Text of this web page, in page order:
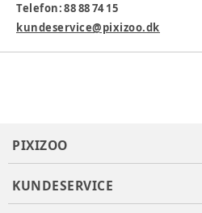
Materiale:95% Cotton, 5% Elastane
Produktionsland:Indien
Telefon: 88 88 74 15
kundeservice@pixizoo.dk
PIXIZOO
KUNDESERVICE